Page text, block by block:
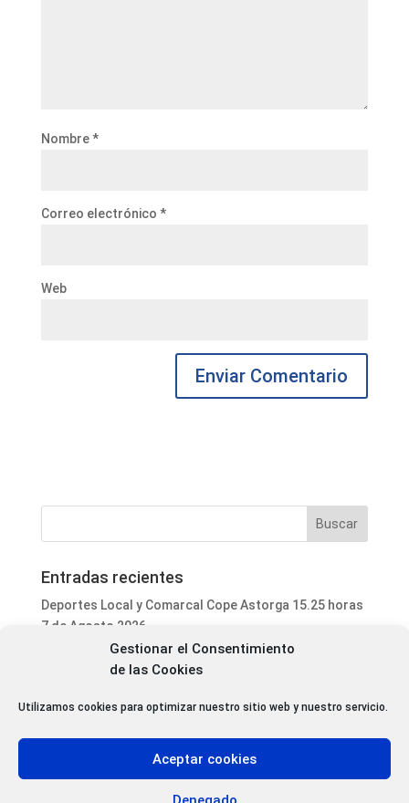
Gestionar el Consentimiento
de las Cookies
Utilizamos cookies para optimizar nuestro sitio web y nuestro servicio.
Aceptar cookies
Nombre*
Correo electrónico *
Web
Entradas recientes
Deportes Local y Comarcal Cope Astorga 15.25 horas
7 de Agosto 2026
Informativo Mediodía Cope Astorga 14.20 horas 7 de
Agosto 2026
San Justo de la Vega acoge este fin de semana un
Programa Local Cope Astorga 7 de Agosto 2026
Abiertas las inscripciones para el XXVII Torneo de